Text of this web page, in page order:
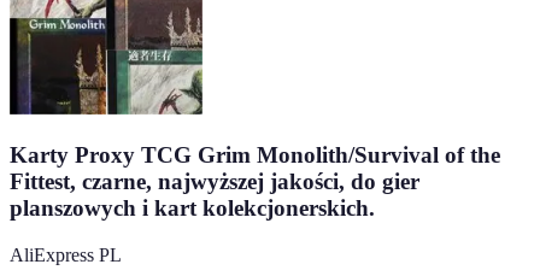
Karty Proxy TCG Grim Monolith/Survival of the
Fittest, czarne, najwyższej jakości, do gier
planszowych i kart kolekcjonerskich.
AliExpress PL